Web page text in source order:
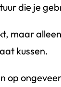
die je
maar
kussen.
ongeveer